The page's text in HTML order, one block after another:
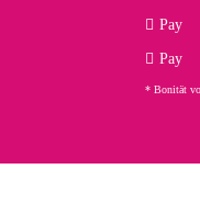
Pay
Pay
* Bonität